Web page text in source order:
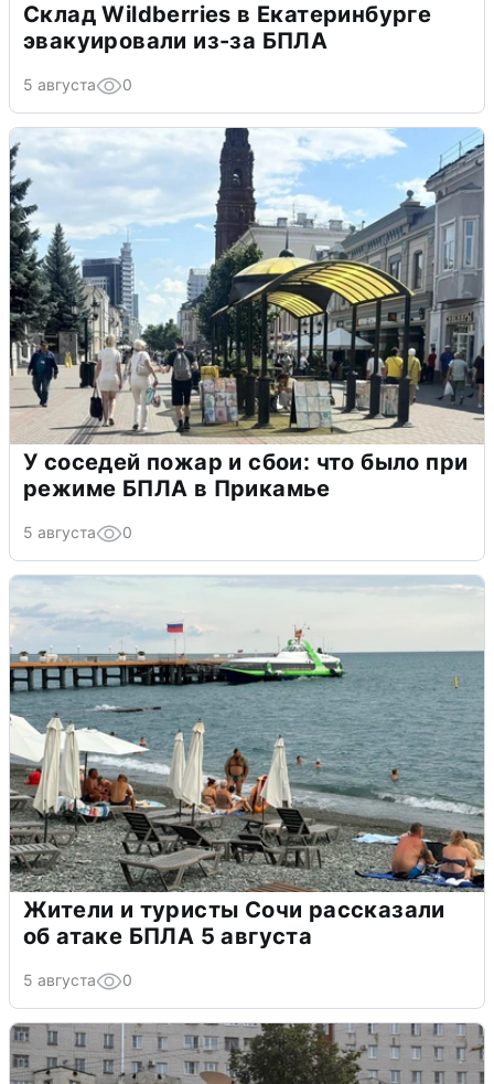
Склад Wildberries в Екатеринбурге
эвакуировали из-за БПЛА
5 августа 0
У соседей пожар и сбои: что было при
режиме БПЛА в Прикамье
5 августа 0
Жители и туристы Сочи рассказали
об атаке БПЛА 5 августа
5 августа 0